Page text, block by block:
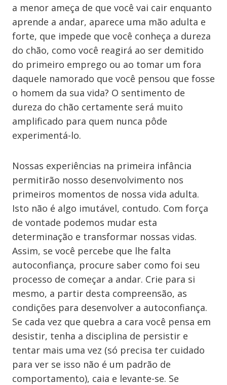
a menor ameça de que você vai cair enquanto
aprende a andar, aparece uma mão adulta e
forte, que impede que você conheça a dureza
do chão, como você reagirá ao ser demitido
do primeiro emprego ou ao tomar um fora
daquele namorado que você pensou que fosse
o homem da sua vida? O sentimento de
dureza do chão certamente será muito
amplificado para quem nunca pôde
experimentá-lo.
Nossas experiências na primeira infância
permitirão nosso desenvolvimento nos
primeiros momentos de nossa vida adulta.
Isto não é algo imutável, contudo. Com força
de vontade podemos mudar esta
determinação e transformar nossas vidas.
Assim, se você percebe que lhe falta
autoconfiança, procure saber como foi seu
processo de começar a andar. Crie para si
mesmo, a partir desta compreensão, as
condições para desenvolver a autoconfiança.
Se cada vez que quebra a cara você pensa em
desistir, tenha a disciplina de persistir e
tentar mais uma vez (só precisa ter cuidado
para ver se isso não é um padrão de
comportamento), caia e levante-se. Se